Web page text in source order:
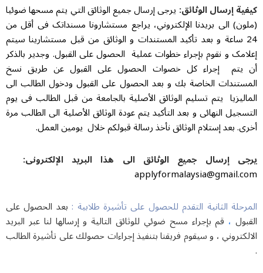
إرسال الوثائق:یرجی إرسال جميع الوثائق التي يتم مسحها ضوئيا
الی بريدنا الإلكتروني، یراجع مستشارونا مسنداتک فی أقل من
ساعة و بعد تأکید المستندات و الوثائق من قبل مستشارینا سيتم
و نقوم بإجراء خطوات عملية الحصول علی القبول. وجدیر بالذکر
إجراء کل خصوات الحصول علی القبول عن طریق نسخ
الخاصة بك و بعد الحصول علی القبول ودخول الطالب الی
یتم تسلیم الوثائق الأصلية بالجامعة من قبل الطالب فی یوم
النهائی و بعد التأکید یتم عودة الوثائق الأصلية الی الطالب مرة
بعد إستلام الوثائق نأخذ رسالة قبولکم خلال يومين العمل.
إرسال جمیع الوثائق الی هذا البرید الإلکترونی:
الثانية التقدم للحصول على تأشيرة طلابية :بعد الحصول على
،قم بإجراء مسح ضوئي للوثائق التالية و إرسالها لنا عبر البريد
، و سيقوم فريقنا بتنفيذ إجراءات حصولك على تأشيرة الطالب